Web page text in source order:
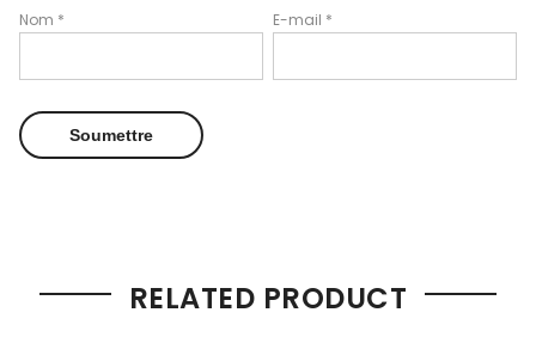
Nom * E-mail *
RELATED PRODUCT